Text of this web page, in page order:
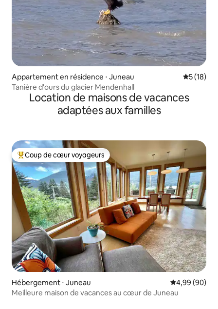
Appartement en résidence ⋅ Juneau
5 (18)
Tanière d'ours du glacier Mendenhall
Location de maisons de vacances
adaptées aux familles
Coups de cœur voyageurs les plus appréciés
Coup de cœur voyageurs
Hébergement ⋅ Juneau Évaluation
4,99 (90)
Meilleure maison de vacances au cœur de Juneau